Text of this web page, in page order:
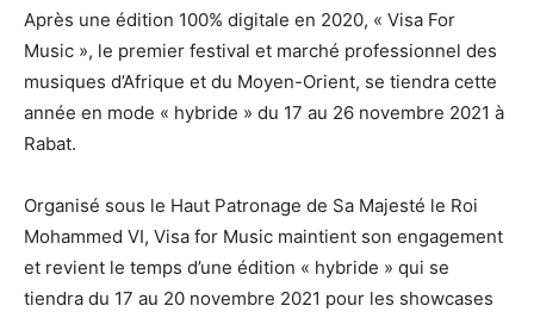
Après une édition 100% digitale en 2020, « Visa For
Music », le premier festival et marché professionnel des
musiques d’Afrique et du Moyen-Orient, se tiendra cette
année en mode « hybride » du 17 au 26 novembre 2021 à
Rabat.
Organisé sous le Haut Patronage de Sa Majesté le Roi
Mohammed VI, Visa for Music maintient son engagement
et revient le temps d’une édition « hybride » qui se
tiendra du 17 au 20 novembre 2021 pour les showcases